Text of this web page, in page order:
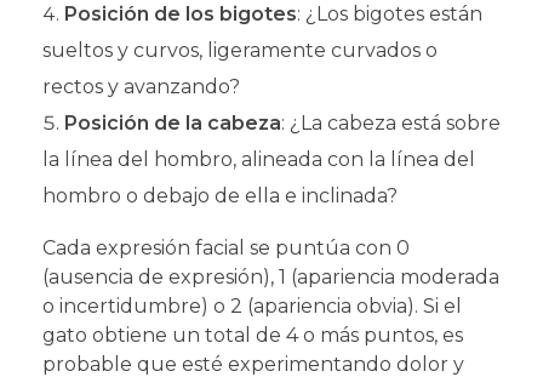
Posición de los bigotes: ¿Los bigotes están
sueltos y curvos, ligeramente curvados o
rectos y avanzando?
Posición de la cabeza: ¿La cabeza está sobre
la línea del hombro, alineada con la línea del
hombro o debajo de ella e inclinada?
Cada expresión facial se puntúa con 0
(ausencia de expresión), 1 (apariencia moderada
o incertidumbre) o 2 (apariencia obvia). Si el
gato obtiene un total de 4 o más puntos, es
probable que esté experimentando dolor y